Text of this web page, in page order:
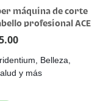
máquina de corte
profesional ACE
Belleza,
y más